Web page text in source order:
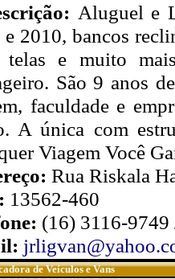
Aluguel e
e 2010, bancos
telas e muito
São 9 anos
faculdade e
A única com
Viagem Você
Rua Riskala
13562-460
(16) 3116-
de Veículos e Vans